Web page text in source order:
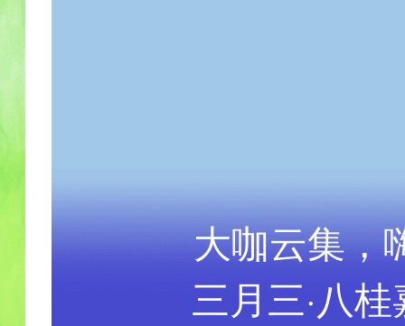
大咖云集，
三月三·八